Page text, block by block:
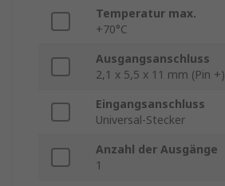
Temperatur max.
+70°C
Ausgangsanschluss
2,1 x 5,5 x 11 mm (Pin +)
Eingangsanschluss
Universal-Stecker
Anzahl der Ausgänge
1